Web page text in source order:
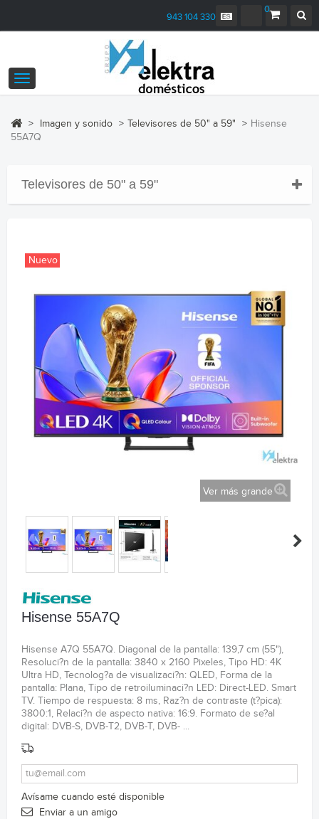
0
943 104 330
Navegación
Toggle
> Imagen y sonido > Televisores de 50" a 59" > Hisense
55A7Q
Televisores de 50" a 59"
Nuevo
Ver más grande
Hisense 55A7Q
Hisense A7Q 55A7Q. Diagonal de la pantalla: 139,7 cm (55"),
Resoluci?n de la pantalla: 3840 x 2160 Pixeles, Tipo HD: 4K
Ultra HD, Tecnolog?a de visualizaci?n: QLED, Forma de la
pantalla: Plana, Tipo de retroiluminaci?n LED: Direct-LED. Smart
TV. Tiempo de respuesta: 8 ms, Raz?n de contraste (t?pica):
3800:1, Relaci?n de aspecto nativa: 16:9. Formato de se?al
digital: DVB-S, DVB-T2, DVB-T, DVB- ...
Avísame cuando esté disponible
Enviar a un amigo